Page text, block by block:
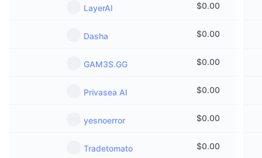
LayerAI $0.00
Dasha $0.00
GAM3S.GG $0.00
Privasea AI $0.00
yesnoerror $0.00
Tradetomato $0.00